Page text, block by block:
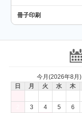
冊子印刷
今月(2026年8月)
日
月 火 水 木
3 4 5 6